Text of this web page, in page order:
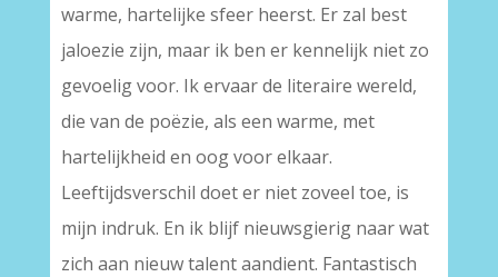
warme, hartelijke sfeer heerst. Er zal best
jaloezie zijn, maar ik ben er kennelijk niet zo
gevoelig voor. Ik ervaar de literaire wereld,
die van de poëzie, als een warme, met
hartelijkheid en oog voor elkaar.
Leeftijdsverschil doet er niet zoveel toe, is
mijn indruk. En ik blijf nieuwsgierig naar wat
zich aan nieuw talent aandient. Fantastisch